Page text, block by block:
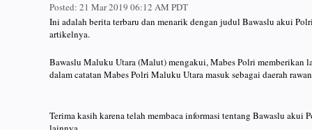
Posted: 21 Mar 2019 06:12 AM PDT
Ini adalah berita terbaru dan menarik dengan judul Bawaslu akui
artikelnya.
Bawaslu Maluku Utara (Malut) mengakui, Mabes Polri
dalam catatan Mabes Polri Maluku Utara masuk sebagai daerah
Terima kasih karena telah membaca informasi tentang Bawaslu